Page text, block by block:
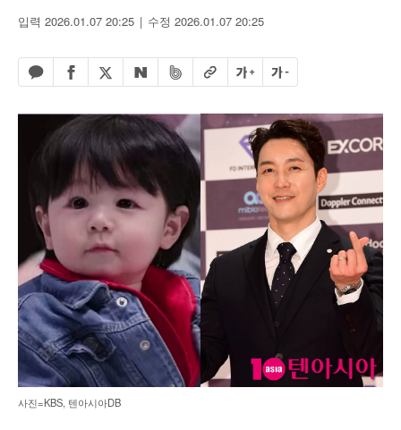
입력 2026.01.07 20:25 수정 2026.01.07 20:25
카카오톡 공유하기
페이스북 공유하기
엑스 공유하기
네이버 공유하기
밴드 공유하기
URL복사글자 크게글자 작게
사진=KBS, 텐아시아DB